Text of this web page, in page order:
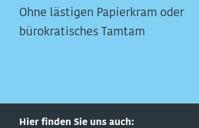
Ohne lästigen Papierkram oder
bürokratisches Tamtam
Hier finden Sie uns auch: